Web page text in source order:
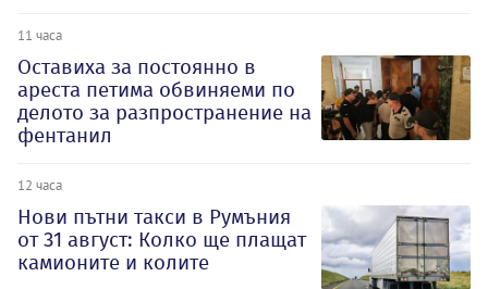
11 часа
Оставиха за постоянно в
ареста петима обвиняеми по
делото за разпространение на
фентанил
12 часа
Нови пътни такси в Румъния
от 31 август: Колко ще плащат
камионите и колите